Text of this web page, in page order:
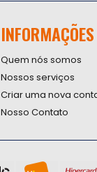
nossa
INFORMAÇÕES
Quem nós somos
Nossos serviços
Criar uma nova
Nosso Contato